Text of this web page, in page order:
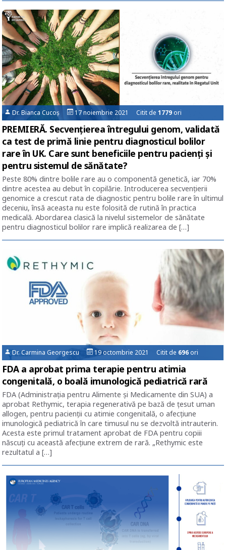
Dr. Bianca Cucoș 17 noiembrie 2021 Citit de 1779ori
PREMIERĂ. Secvențierea întregului genom, validată
ca test de primă linie pentru diagnosticul bolilor
rare în UK. Care sunt beneficiile pentru pacienți și
pentru sistemul de sănătate?
Peste 80% dintre bolile rare au o componentă genetică, iar 70%
dintre acestea au debut în copilărie. Introducerea secvențierii
genomice a crescut rata de diagnostic pentru bolile rare în ultimul
deceniu, însă aceasta nu este folosită de rutină în practica
medicală. Abordarea clasică la nivelul sistemelor de sănătate
pentru diagnosticul bolilor rare implică realizarea de […]
Dr. Carmina Georgescu 19 octombrie 2021 Citit de 696ori
FDA a aprobat prima terapie pentru atimia
congenitală, o boală imunologică pediatrică rară
FDA (Administrația pentru Alimente și Medicamente din SUA) a
aprobat Rethymic, terapia regenerativă pe bază de țesut uman
allogen, pentru pacienții cu atimie congenitală, o afecțiune
imunologică pediatrică în care timusul nu se dezvoltă intrauterin.
Acesta este primul tratament aprobat de FDA pentru copiii
născuți cu această afecțiune extrem de rară. „Rethymic este
rezultatul a […]